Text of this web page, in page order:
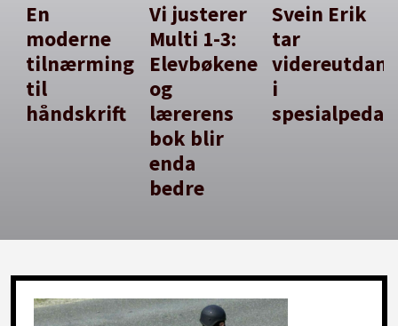
En
moderne
tilnærming
til
håndskrift
Vi justerer
Multi 1-3:
Elevbøkene
og
lærerens
bok blir
enda
bedre
Svein Erik
tar
i